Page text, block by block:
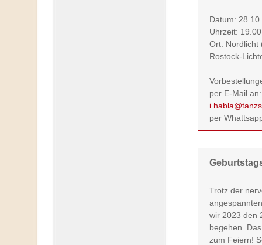
Datum:
Uhrzeit:
Ort: Nordlicht
Rostock-
per E-Mail an:
per
Trotz der
wir 2023 den
begehen.
zum Feiern!